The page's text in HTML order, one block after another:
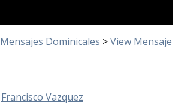
Mensajes Dominicales >View Mensaje
Francisco Vazquez